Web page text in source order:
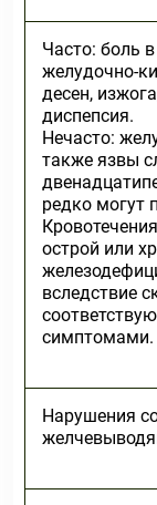
Часто: боль
желудочно-
десен,
диспепсия.
Нечасто:
также язвы
редко могут
острой или
вследствие
симптомами.
Нарушения